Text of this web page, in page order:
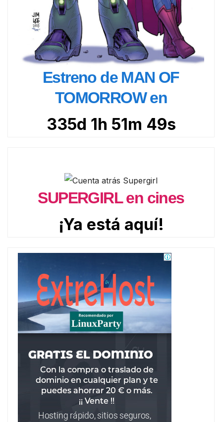
Estreno de MAN OF
TOMORROW en
335d 1h 51m 48s
SUPERGIRL en cines
¡Ya está aquí!